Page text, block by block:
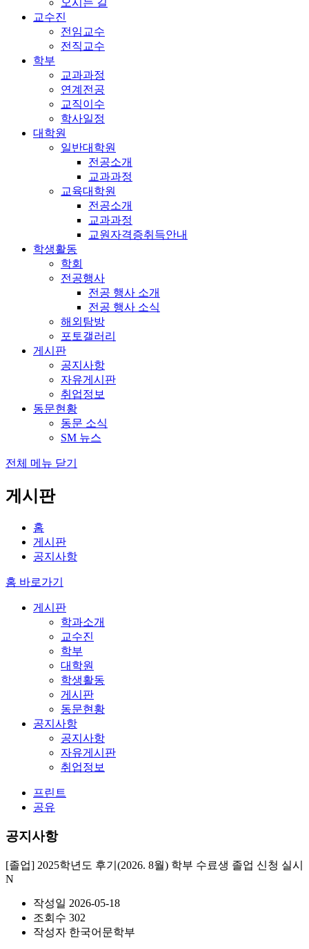
교수진
전임교수
전직교수
학부
교과과정
연계전공
교직이수
학사일정
대학원
일반대학원
전공소개
교과과정
교육대학원
전공소개
교과과정
교원자격증취득안내
학생활동
학회
전공행사
전공 행사 소개
전공 행사 소식
해외탐방
포토갤러리
게시판
공지사항
자유게시판
취업정보
동문현황
동문 소식
SM 뉴스
전체 메뉴 닫기
게시판
홈
게시판
공지사항
홈 바로가기
게시판
학과소개
교수진
학부
대학원
학생활동
게시판
동문현황
공지사항
공지사항
자유게시판
취업정보
프린트
공유
공지사항
[졸업] 2025학년도 후기(2026. 8월) 학부 수료생 졸업 신청 실시
N
작성일 2026-05-18
조회수 302
작성자 한국어문학부